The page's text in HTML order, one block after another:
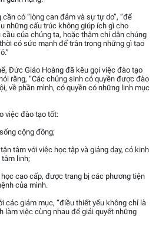
có “lòng can đảm và sự tự do”, “để
những cấu trúc không giúp ích gì cho
của chúng ta, hoặc thậm chí dẫn chúng
có sức mạnh để trân trọng những gì tạo
Đức Giáo Hoàng đã kêu gọi việc đào tạo
rằng, “Các chủng sinh có quyền được đào
về phần mình, có quyền có những linh mục
việc đào tạo tốt:
cộng đồng;
tâm với việc học tập và giảng dạy, có kinh
linh;
cao cấp, được trang bị các phương tiện
của mình.
các giám mục, “điều thiết yếu không chỉ là
làm việc cùng nhau để giải quyết những